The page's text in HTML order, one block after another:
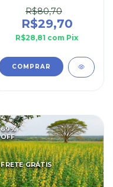
R$80,70
R$29,70
R$28,81 com Pix
69%
OFF
FRETE GRÁTIS